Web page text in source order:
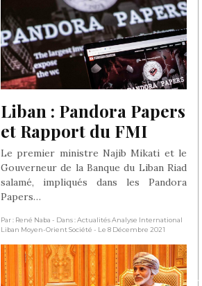
Liban : Pandora Papers
et Rapport du FMI
Le premier ministre Najib Mikati et le
Gouverneur de la Banque du Liban Riad
salamé, impliqués dans les Pandora
Papers…
Par : René Naba - Dans : Actualités Analyse International
Liban Moyen-Orient Société - Le 8 Décembre 2021